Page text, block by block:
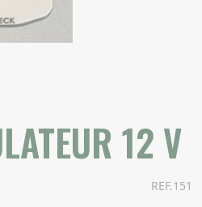
12 V
REF.151